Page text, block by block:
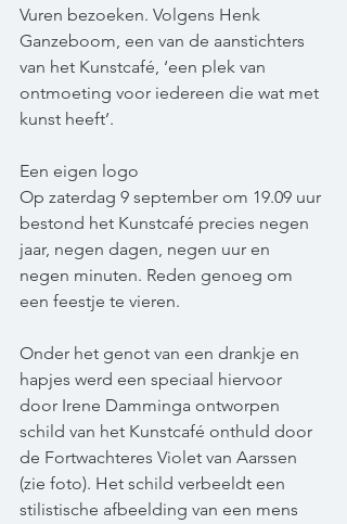
Vuren bezoeken. Volgens Henk
Ganzeboom, een van de aanstichters
van het Kunstcafé, ‘een plek van
ontmoeting voor iedereen die wat met
kunst heeft’.
Een eigen logo
Op zaterdag 9 september om 19.09 uur
bestond het Kunstcafé precies negen
jaar, negen dagen, negen uur en
negen minuten. Reden genoeg om
een feestje te vieren.
Onder het genot van een drankje en
hapjes werd een speciaal hiervoor
door Irene Damminga ontworpen
schild van het Kunstcafé onthuld door
de Fortwachteres Violet van Aarssen
(zie foto). Het schild verbeeldt een
stilistische afbeelding van een mens